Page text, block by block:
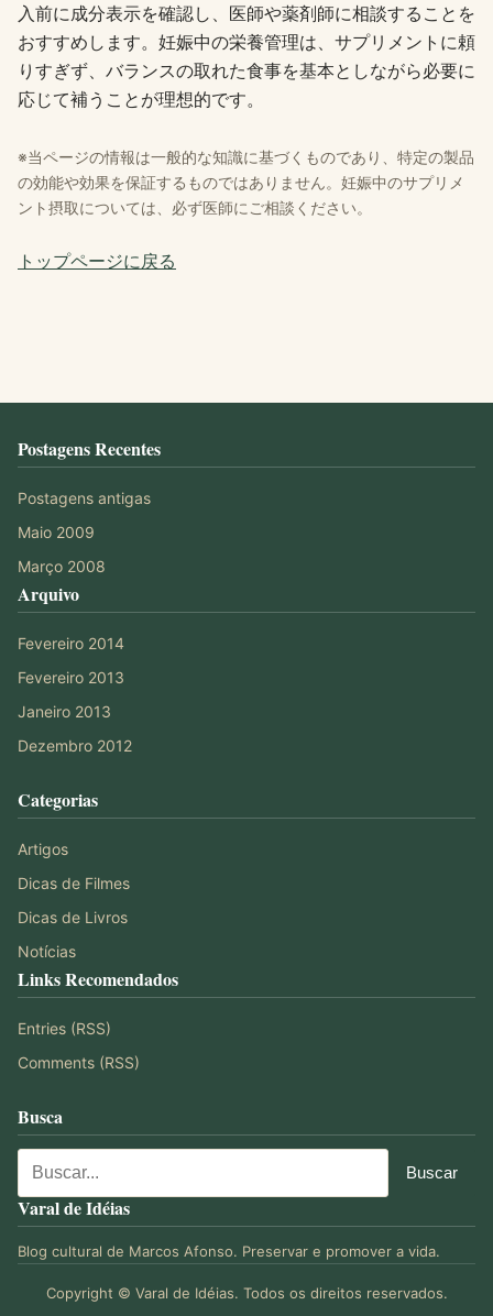
入前に成分表示を確認し、医師や薬剤師に相談することを
おすすめします。妊娠中の栄養管理は、サプリメントに頼
りすぎず、バランスの取れた食事を基本としながら必要に
応じて補うことが理想的です。
※当ページの情報は一般的な知識に基づくものであり、特定の製品
の効能や効果を保証するものではありません。妊娠中のサプリメ
ント摂取については、必ず医師にご相談ください。
トップページに戻る
Postagens Recentes
Postagens antigas
Maio 2009
Março 2008
Arquivo
Fevereiro 2014
Fevereiro 2013
Janeiro 2013
Dezembro 2012
Categorias
Artigos
Dicas de Filmes
Dicas de Livros
Notícias
Links Recomendados
Entries (RSS)
Comments (RSS)
Busca
Varal de Idéias
Blog cultural de Marcos Afonso. Preservar e promover a vida.
Copyright © Varal de Idéias. Todos os direitos reservados.